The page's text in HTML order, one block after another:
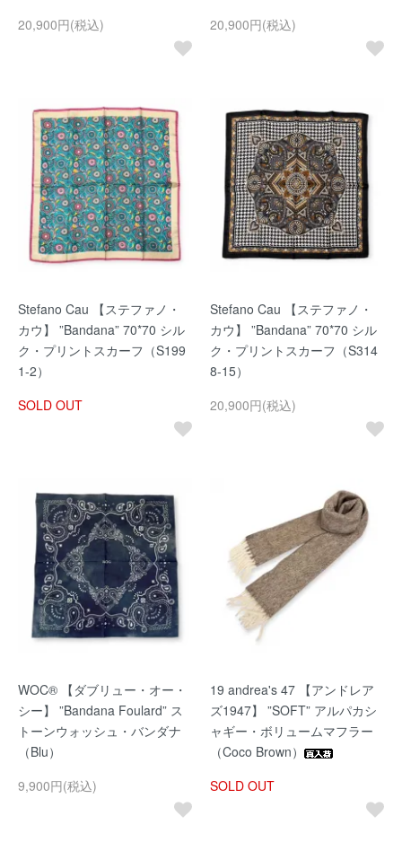
20,900円(税込)
20,900円(税込)
Stefano Cau 【ステファノ・
カウ】 ”Bandana” 70*70 シル
ク・プリントスカーフ（S199
1-2）
SOLD OUT
Stefano Cau 【ステファノ・
カウ】 ”Bandana” 70*70 シル
ク・プリントスカーフ（S314
8-15）
20,900円(税込)
WOC® 【ダブリュー・オー・
シー】 ”Bandana Foulard” ス
トーンウォッシュ・バンダナ
（Blu）
9,900円(税込)
19 andrea's 47 【アンドレア
ズ1947】 ”SOFT” アルパカシ
ャギー・ボリュームマフラー
（Coco Brown）
SOLD OUT